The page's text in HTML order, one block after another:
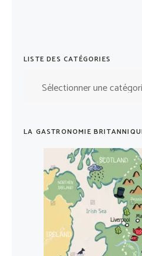
LISTE DES CATÉGORIES
catégories
LA GASTRONOMIE